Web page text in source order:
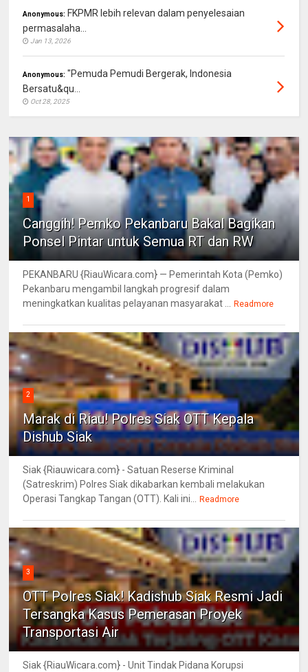
Anonymous: FKPMR lebih relevan dalam penyelesaian
permasalaha...
Jan 13, 2026
Anonymous: "Pemuda Pemudi Bergerak, Indonesia
Bersatu&qu...
Oct 28, 2025
1
Canggih! Pemko Pekanbaru Bakal Bagikan
Ponsel Pintar untuk Semua RT dan RW
PEKANBARU {RiauWicara.com} — Pemerintah Kota (Pemko)
Pekanbaru mengambil langkah progresif dalam
meningkatkan kualitas pelayanan masyarakat ... Readmore
2
Marak di Riau! Polres Siak OTT Kepala
Dishub Siak
Siak {Riauwicara.com} - Satuan Reserse Kriminal
(Satreskrim) Polres Siak dikabarkan kembali melakukan
Operasi Tangkap Tangan (OTT). Kali ini... Readmore
3
OTT Polres Siak! Kadishub Siak Resmi Jadi
Tersangka Kasus Pemerasan Proyek
Transportasi Air
Siak {RiauWicara.com} - Unit Tindak Pidana Korupsi